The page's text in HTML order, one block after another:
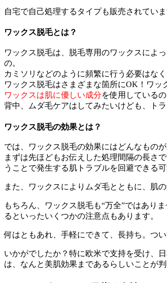
自宅で自己処理するタイプも販売されてい
ワックス脱毛とは？
ワックス脱毛は、脱毛専用のワックスによ
の。
カミソリなどのように頻繁に行う必要はな
ワックス脱毛はさまざまな箇所にOK！ワッ
ワックスは肌に優しい成分を使用している
背中、ムダ毛ケアはしてみたいけども、ト
ワックス脱毛の効果とは？
では、ワックス脱毛の効果にはどんなもの
まずは先ほどもお伝えした処理間隔の長さ
うことで発生する肌トラブルを回避できる可
また、ワックスによりムダ毛とともに、肌
もちろん、ワックス脱毛も“万全”ではあり
るといったいくつかの注意点もあります。
何はともあれ、手軽にできて、長持ち。つ
いかがでしたか？特に欧米で支持を受け、
は、なんと美肌効果まであるらしいことが